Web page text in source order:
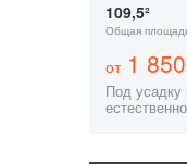
109,5²
Общая
от1
Под усадку